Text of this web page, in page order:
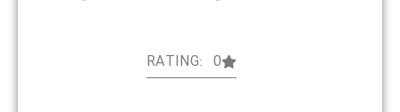
RATING: 0